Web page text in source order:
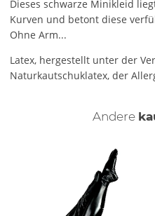
Dieses schwarze Minikleid
Kurven und betont diese
Ohne Arm...
Latex, hergestellt unter der
Naturkautschuklatex, der
Andere